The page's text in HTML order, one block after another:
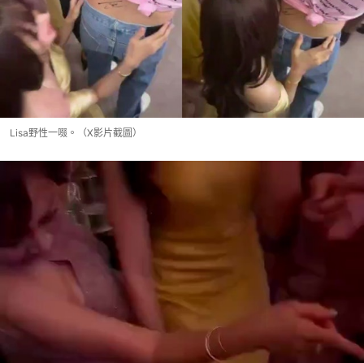
Lisa野性一啜。（X影片截圖）